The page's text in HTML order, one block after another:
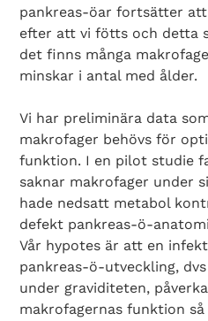
pankreas-öar fortsätter
efter att vi fötts och detta
det finns många
minskar i antal med ålder.
Vi har preliminära data
makrofager behövs för
funktion. I en pilot studie
saknar makrofager under
hade nedsatt metabol
defekt pankreas-ö-
Vår hypotes är att en
pankreas-ö-utveckling,
under graviditeten,
makrofagernas funktion